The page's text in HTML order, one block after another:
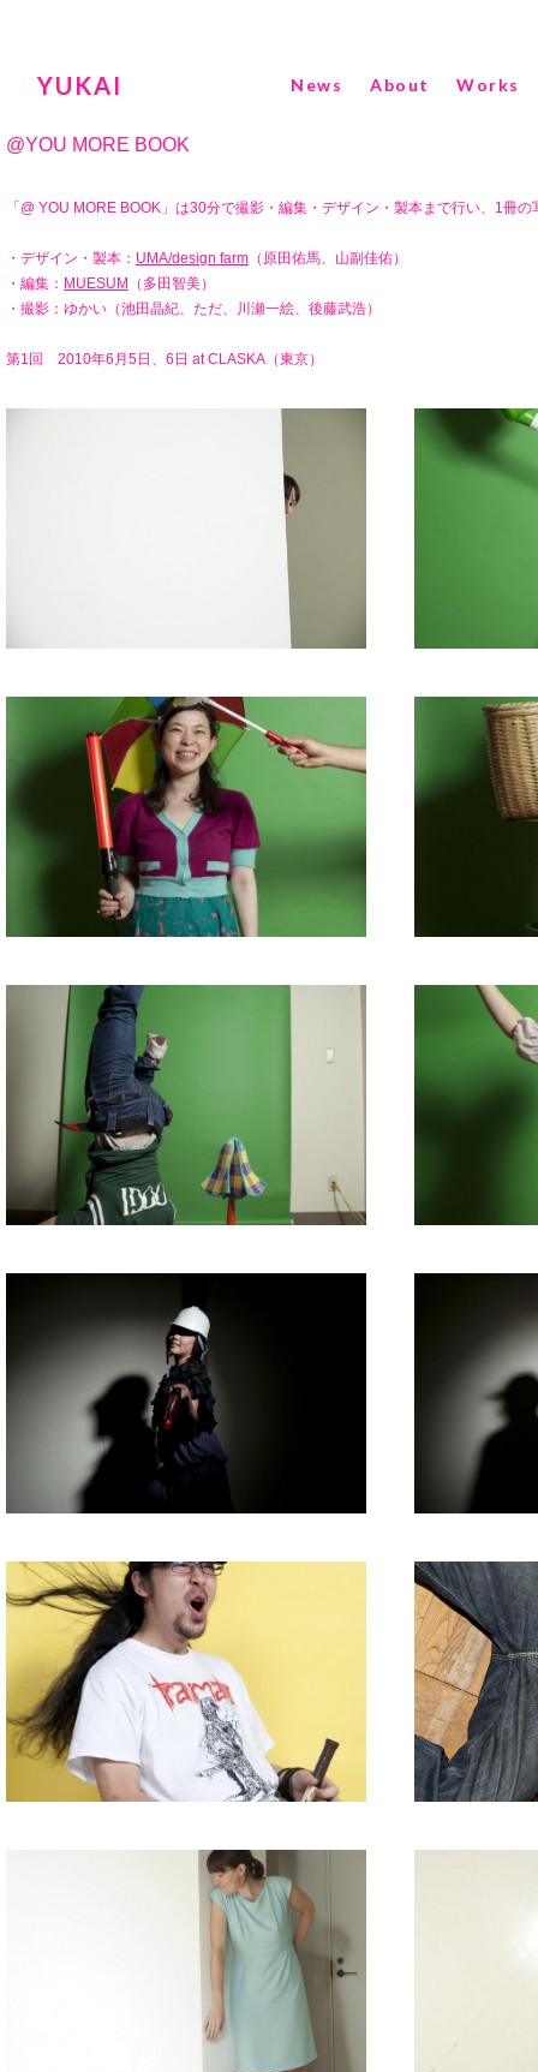
YUKAI News About Works
@YOU MORE BOOK
「@ YOU MORE BOOK」は30分で撮影・編集・デザイン・製本まで行い、1冊
・デザイン・製本： UMA/design farm （原田佑馬、山副佳佑）
・編集： MUESUM
（多田智美）
・撮影：ゆかい（池田晶紀、ただ、川瀬一絵、後藤武浩）
第1回 2010年6月5日、6日 at CLASKA（東京）
第3回 2010年7月29日 at 3331 Arts Chiyoda（東京）